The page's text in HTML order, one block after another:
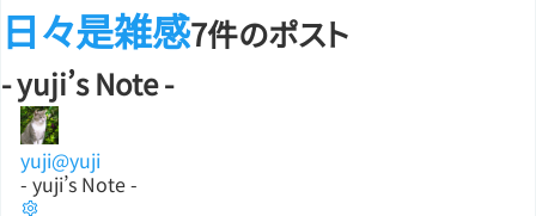
日々是雑感7件のポスト
- yuji’s Note -
yuji@yuji
- yuji’s Note -